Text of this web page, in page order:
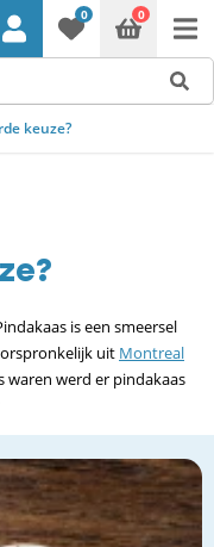
0 0
keuze?
is een smeersel
uit Montreal
waren werd er pindakaas